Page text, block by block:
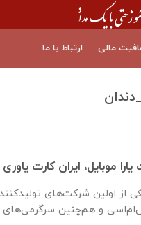
مالی ارتباط با ما
موبایل، ایران کارت یاوری
یکی از اولین شرکت‌های